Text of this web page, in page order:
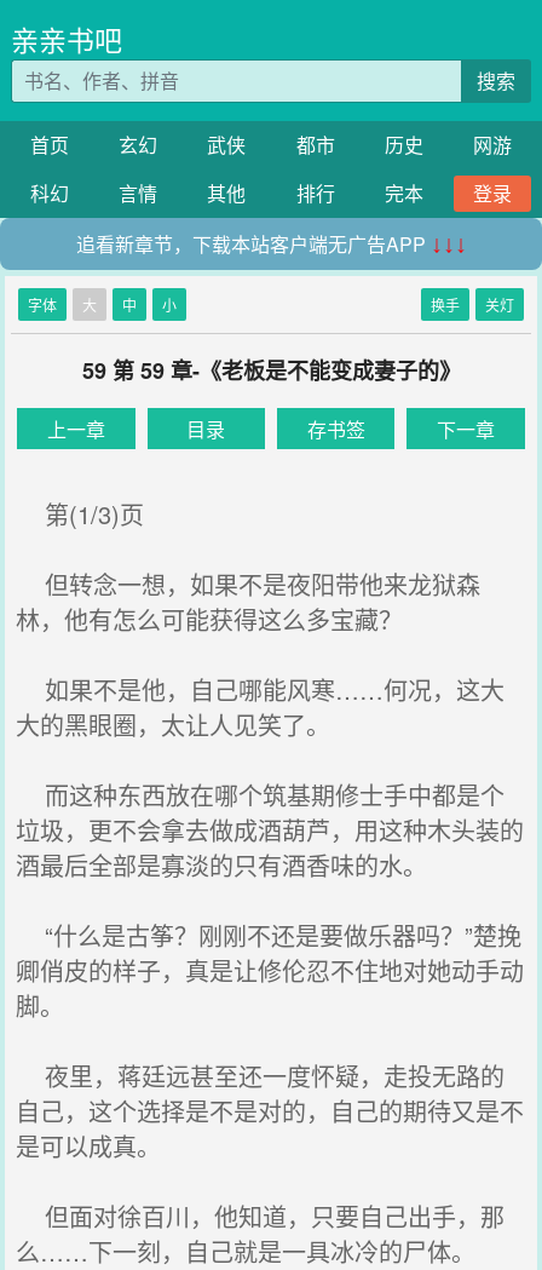
亲亲书吧
搜索
首页 玄幻 武侠 都市 历史
网游
科幻
言情 其他 排行 完本
登录
追看新章节，下载本站客户端无广告APP ↓↓↓
字体 大 中 小 换手 关灯
59 第 59 章-《老板是不能变成妻子的》
上一章 目录 存书签 下一章
第(1/3)页
但转念一想，如果不是夜阳带他来龙狱森
林，他有怎么可能获得这么多宝藏？
如果不是他，自己哪能风寒……何况，这大
大的黑眼圈，太让人见笑了。
而这种东西放在哪个筑基期修士手中都是个
垃圾，更不会拿去做成酒葫芦，用这种木头装的
酒最后全部是寡淡的只有酒香味的水。
“什么是古筝？刚刚不还是要做乐器吗？”楚挽
卿俏皮的样子，真是让修伦忍不住地对她动手动
脚。
夜里，蒋廷远甚至还一度怀疑，走投无路的
自己，这个选择是不是对的，自己的期待又是不
是可以成真。
但面对徐百川，他知道，只要自己出手，那
么……下一刻，自己就是一具冰冷的尸体。